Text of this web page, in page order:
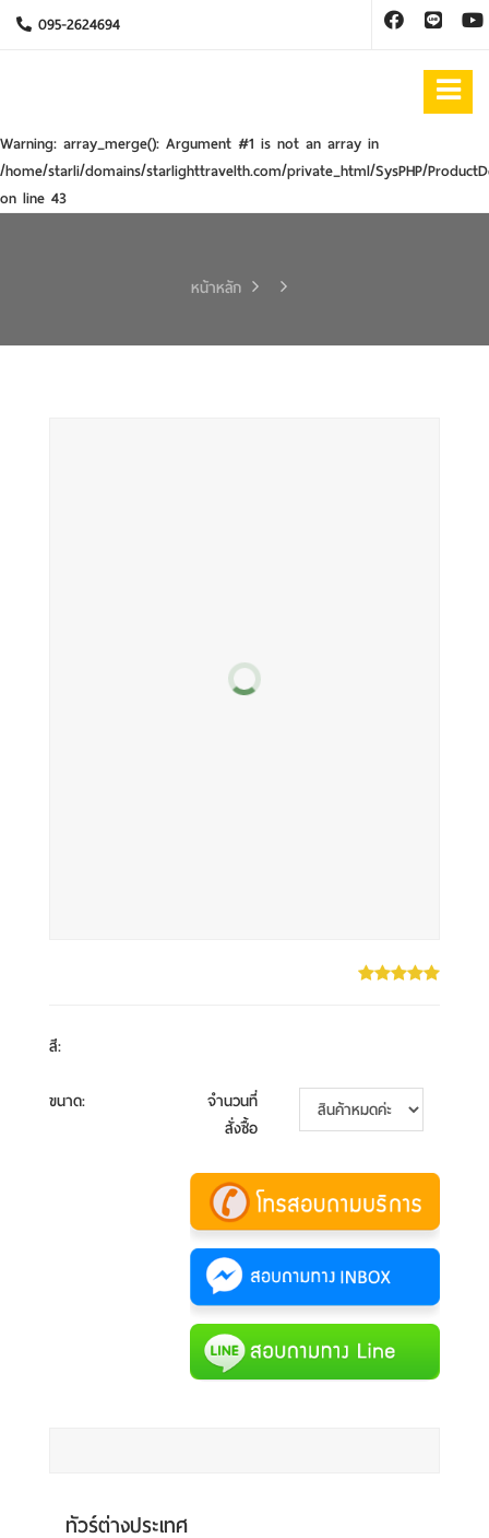
095-2624694
Warning: array_merge(): Argument #1 is not an array in
/home/starli/domains/starlighttravelth.com/private_html/SysPHP/
on line 43
หน้าหลัก
สี:
ขนาด:
จำนวนที่
สั่งซื้อ
ทัวร์ต่างประเทศ